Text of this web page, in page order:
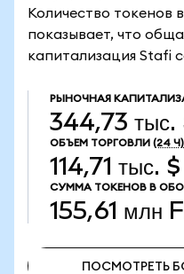
Количество токенов
показывает, что
капитализация Stafi
РЫНОЧНАЯ
344,73 тыс.
ОБЪЕМ ТОРГОВЛИ (24 Ч)
114,71 тыс. $
СУММА ТОКЕНОВ В
155,61 млн
ПОСМОТРЕТЬ